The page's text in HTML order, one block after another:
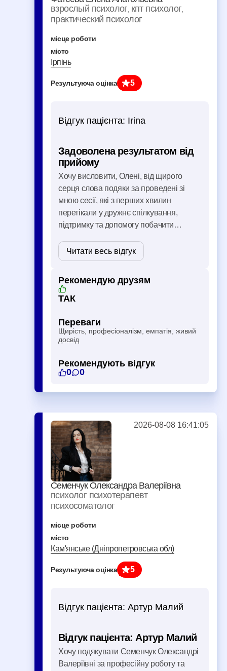
взрослый психолог кпт психолог
практический психолог
місце роботи
місто
Ірпінь
Результуюча оцінка 5
Відгук пацієнта: Irina
Задоволена результатом від
прийому
Хочу висловити, Олені, від щирого
серця слова подяки за проведені зі
мною сесії, які з перших хвилин
перетікали у дружнє спілкування,
підтримку та допомогу побачити
чекала щотижня з великим
задоволенням, хоча спочатку було
ці …
Читати весь відгук
Рекомендую друзям
ТАК
Переваги
Щирість, професіоналізм, емпатія, живий
досвід
Рекомендують відгук
0
0
Семенчук Олександра Валеріївна
психолог психотерапевт
психосоматолог
місце роботи
місто
Кам'янське (Дніпропетровська обл)
Результуюча оцінка 5
2026-08-08 16:41:05
Відгук пацієнта: Артур Малий
Відгук пацієнта: Артур Малий
Хочу подякувати Семенчук Олександрі
Валеріївні за професійну роботу та